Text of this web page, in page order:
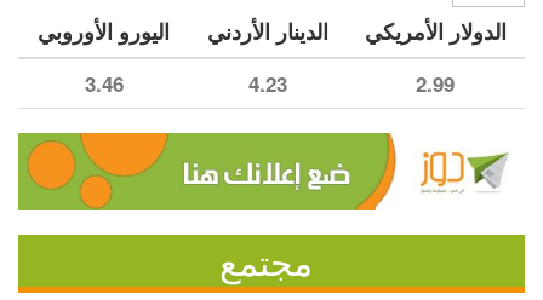
الدولار الأمريكي الدينار الأردني اليورو الأوروبي
2.99
4.23
3.46
مجتمع